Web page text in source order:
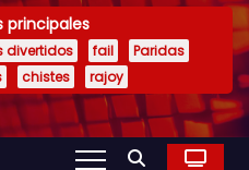
principales
divertidos fail
Paridas
chistes rajoy